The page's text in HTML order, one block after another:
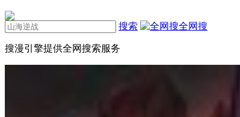
搜索 全网搜
搜漫引擎提供全网搜索服务